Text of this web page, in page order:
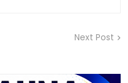
Next Post